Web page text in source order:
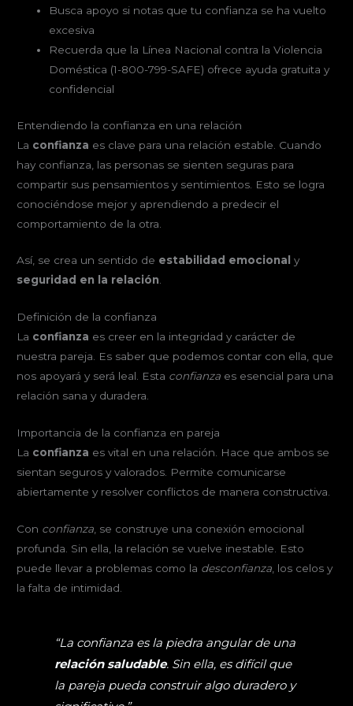
Busca apoyo si notas que tu confianza se ha vuelto
excesiva
Recuerda que la Línea Nacional contra la Violencia
Doméstica (1-800-799-SAFE) ofrece ayuda gratuita y
confidencial
Entendiendo la confianza en una relación
La confianza es clave para una relación estable. Cuando
hay confianza, las personas se sienten seguras para
compartir sus pensamientos y sentimientos. Esto se logra
conociéndose mejor y aprendiendo a predecir el
comportamiento de la otra.
Así, se crea un sentido de estabilidad emocional y
seguridad en la relación.
Definición de la confianza
La confianza es creer en la integridad y carácter de
nuestra pareja. Es saber que podemos contar con ella, que
nos apoyará y será leal. Esta confianza es esencial para una
relación sana y duradera.
Importancia de la confianza en pareja
La confianza es vital en una relación. Hace que ambos se
sientan seguros y valorados. Permite comunicarse
abiertamente y resolver conflictos de manera constructiva.
Con confianza , se construye una conexión emocional
profunda. Sin ella, la relación se vuelve inestable. Esto
puede llevar a problemas como la desconfianza , los celos y
la falta de intimidad.
“La confianza es la piedra angular de una
relación saludable. Sin ella, es difícil que
la pareja pueda construir algo duradero y